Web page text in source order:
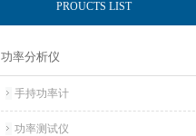
PROUCTS LIST
功率分析仪
手持功率计
功率测试仪